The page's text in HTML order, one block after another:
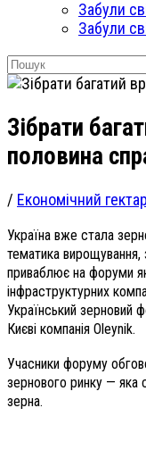
Забули
Забули
Зібрати
половина
/ Економічний гектар
Україна вже стала
тематика вирощування,
приваблює на форуми як
інфраструктурних
Український зерновий
Києві компанія Oleynik.
Учасники форуму
зернового ринку — яка
зерна.